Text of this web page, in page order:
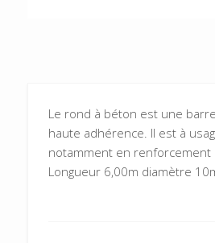
Le rond à béton est une
haute adhérence. Il est à
notamment en renforcement
Longueur 6,00m diamètre